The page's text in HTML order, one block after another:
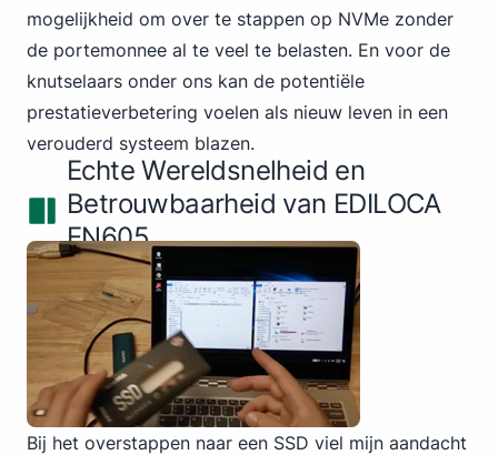
mogelijkheid om over te stappen op NVMe zonder
de portemonnee al te veel te belasten. En voor de
knutselaars onder ons kan de potentiële
prestatieverbetering voelen als nieuw leven in een
verouderd systeem blazen.
Echte Wereldsnelheid en
Betrouwbaarheid van EDILOCA
EN605
Bij het overstappen naar een SSD viel mijn aandacht